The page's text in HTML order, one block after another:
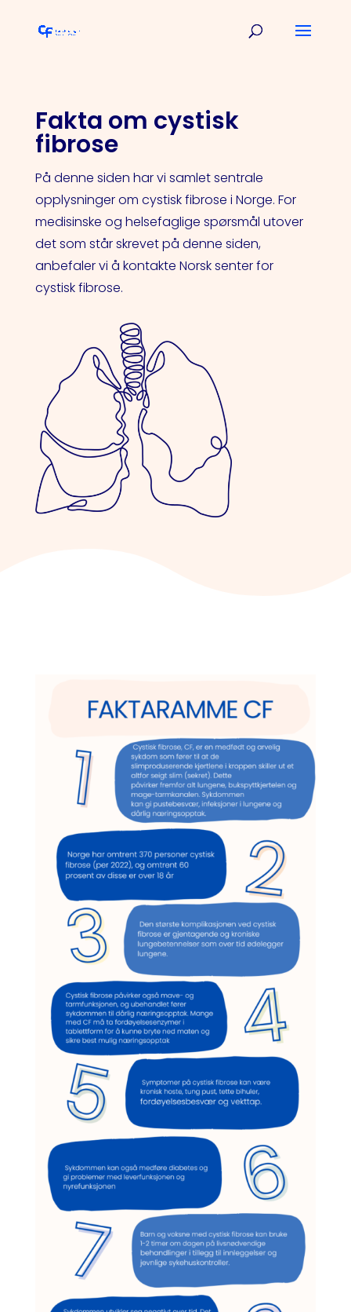
Fakta om cystisk
fibrose
På denne siden har vi samlet sentrale
opplysninger om cystisk fibrose i Norge. For
medisinske og helsefaglige spørsmål utover
det som står skrevet på denne siden,
anbefaler vi å kontakte Norsk senter for
cystisk fibrose.